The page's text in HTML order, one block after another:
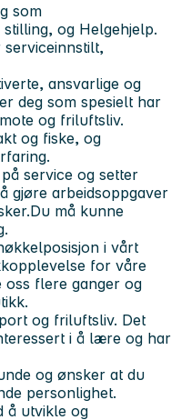
som
stilling, og Helgehjelp.
ansvarlige og
deg som spesielt har
og friluftsliv.
og fiske, og
service og setter
gjøre arbeidsoppgaver
må kunne
i vårt
for våre
oss flere ganger og
og friluftsliv. Det
i å lære og har
og ønsker at du
personlighet.
å utvikle og